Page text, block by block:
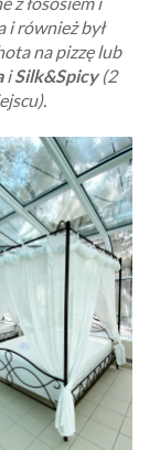
i również był
na pizzę lub
iSilk&Spicy(2